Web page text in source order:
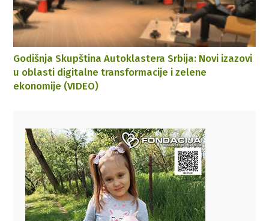
Godišnja Skupština Autoklastera Srbija: Novi izazovi
u oblasti digitalne transformacije i zelene
ekonomije (VIDEO)